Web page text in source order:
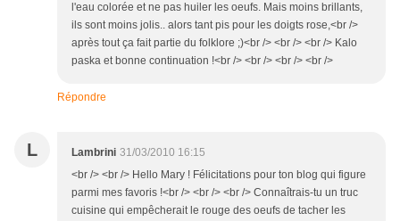
l'eau colorée et ne pas huiler les oeufs. Mais moins brillants,
ils sont moins jolis.. alors tant pis pour les doigts rose,<br />
après tout ça fait partie du folklore ;)<br /> <br /> <br /> Kalo
paska et bonne continuation !<br /> <br /> <br /> <br />
Répondre
L Lambrini 31/03/2010 16:15
<br /> <br /> Hello Mary ! Félicitations pour ton blog qui figure
parmi mes favoris !<br /> <br /> <br /> Connaîtrais-tu un truc
cuisine qui empêcherait le rouge des oeufs de tacher les